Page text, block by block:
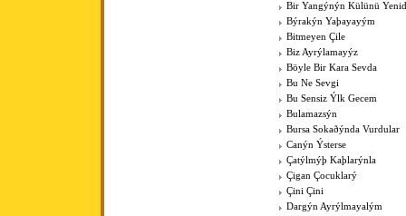
Bir Yangýnýn Külünü
Býrakýn Yaþayayým
Bitmeyen Çile
Biz Ayrýlamayýz
Böyle Bir Kara Sevda
Bu Ne Sevgi
Bu Sensiz Ýlk Gecem
Bulamazsýn
Bursa Sokaðýnda Vurdular
Canýn Ýsterse
Çatýlmýþ Kaþlarýnla
Çigan Çocuklarý
Çini Çini
Dargýn Ayrýlmayalým